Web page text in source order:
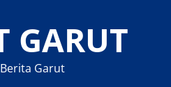
GARUT
Garut